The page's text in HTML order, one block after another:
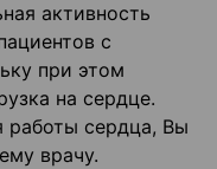
активность
с
при этом
на сердце.
работы сердца, Вы
врачу.